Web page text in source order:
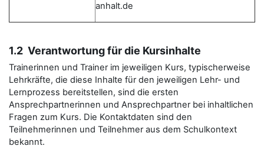
anhalt.de
1.2 Verantwortung für die Kursinhalte
Trainerinnen und Trainer im jeweiligen Kurs, typischerweise
Lehrkräfte, die diese Inhalte für den jeweiligen Lehr- und
Lernprozess bereitstellen, sind die ersten
Ansprechpartnerinnen und Ansprechpartner bei inhaltlichen
Fragen zum Kurs. Die Kontaktdaten sind den
Teilnehmerinnen und Teilnehmer aus dem Schulkontext
bekannt.